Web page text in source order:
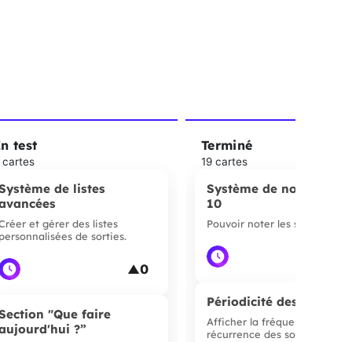
test
cartes
de listes
et gérer des listes
personnalisées de sorties.
▲0
"Que faire
?”
Terminé
19 cartes
Système de notation
10
Pouvoir noter les sorties
Périodicité des sorties
Afficher la fréquence ou
récurrence des sorties.